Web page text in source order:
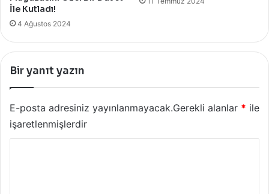
İle Kutladı!
4 Ağustos 2024
Bir yanıt yazın
E-posta adresiniz yayınlanmayacak.Gerekli alanlar * ile
işaretlenmişlerdir